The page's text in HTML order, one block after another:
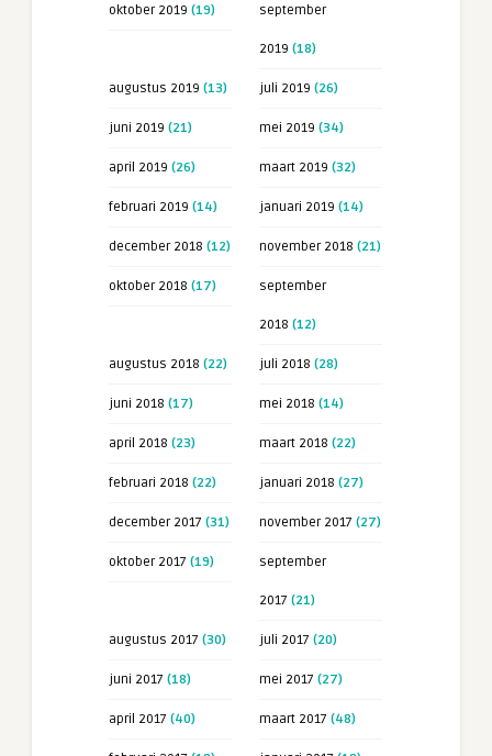
oktober 2019 (19) september
2019 (18)
augustus 2019 (13) juli 2019 (26)
juni 2019 (21) mei 2019 (34)
april 2019 (26) maart 2019 (32)
februari 2019 (14) januari 2019 (14)
december 2018 (12) november 2018 (21)
oktober 2018 (17) september
2018 (12)
augustus 2018 (22) juli 2018 (28)
juni 2018 (17) mei 2018 (14)
april 2018 (23) maart 2018 (22)
februari 2018 (22) januari 2018 (27)
december 2017 (31) november 2017 (27)
oktober 2017 (19) september
2017 (21)
augustus 2017 (30) juli 2017 (20)
juni 2017 (18) mei 2017 (27)
april 2017 (40) maart 2017 (48)